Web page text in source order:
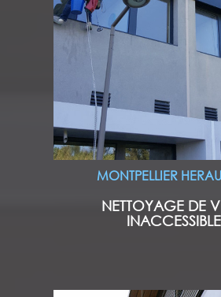
MONTPELLIER
NETTOYAGE DE